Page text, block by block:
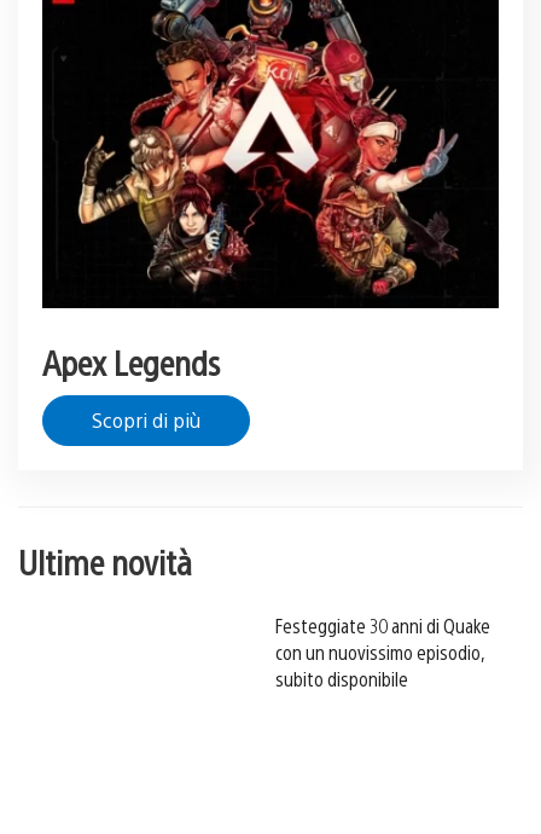
Apex Legends
Scopri di più
Ultime novità
Festeggiate 30 anni di Quake
con un nuovissimo episodio,
subito disponibile